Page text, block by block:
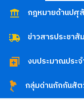
กฎหมายด้านปศุ
ข่าวสารประชา
งบประมาณประ
กลุ่มด่านกักกันสัต